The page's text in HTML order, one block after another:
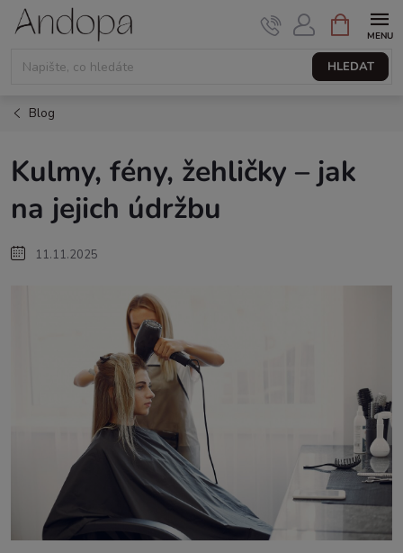
Přejít
HLEDAT
NÁKUPNÍ
KOŠÍK
Blog
Kulmy, fény, žehličky – jak
na jejich údržbu
11.11.2025